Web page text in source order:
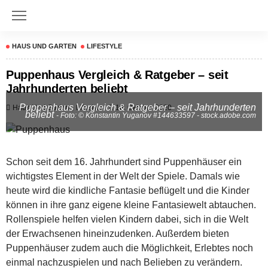
HAUS UND GARTEN LIFESTYLE
Puppenhaus Vergleich & Ratgeber – seit
Jahrhunderten beliebt
Haus Und Garten Lifestyle 18. Oktober 2020
Puppenhaus Vergleich & Ratgeber – seit Jahrhunderten
beliebt - Foto: © Konstantin Yuganov #144633597 - stock.adobe.com
Schon seit dem 16. Jahrhundert sind Puppenhäuser ein
wichtigstes Element in der Welt der Spiele. Damals wie
heute wird die kindliche Fantasie beflügelt und die Kinder
können in ihre ganz eigene kleine Fantasiewelt abtauchen.
Rollenspiele helfen vielen Kindern dabei, sich in die Welt
der Erwachsenen hineinzudenken. Außerdem bieten
Puppenhäuser zudem auch die Möglichkeit, Erlebtes noch
einmal nachzuspielen und nach Belieben zu verändern.